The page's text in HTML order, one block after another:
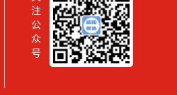
注
公
众
号